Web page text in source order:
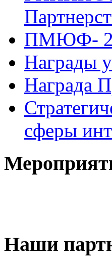
ПМЮФ-
Награды
Награда
сферы
Наши